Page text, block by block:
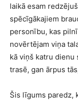
laikā esam
spēcīgākajiem
personību, kas
novērtējam viņa
kā viņš katru dienu
trasē, gan ārpus
Šis līgums paredz,